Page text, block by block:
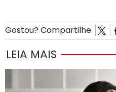
Gostou? Compartilhe
LEIA MAIS